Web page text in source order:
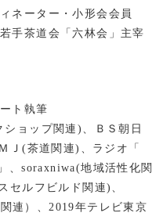
ネーター・小形会会員
手茶道会「六林会」主宰
ト執筆
ョップ関連)、ＢＳ朝日
Ｊ(茶道関連)、ラジオ「
、soraxniwa(地域活性化関
セルフビルド関連)、
連）、2019年テレビ東京